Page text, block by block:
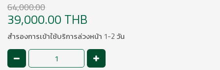
64,000.00
39,000.00 THB
สำรองการเข้าใช้บริการล่วงหน้า 1-2 วัน